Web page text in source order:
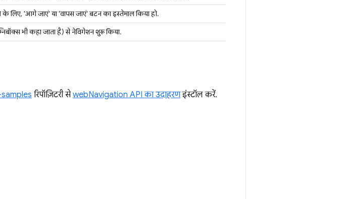
लिए, 'आगे जाएं' या 'वापस जाएं' बटन का इस्तेमाल किया हो.
भी कहा जाता है) से नेविगेशन शुरू किया.
रिपॉज़िटरी सेwebNavigation API का उदाहरणइंस्टॉल करें.